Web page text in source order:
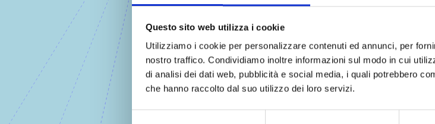
Questo sito web utilizza i cookie
Utilizziamo i cookie per personalizzare contenuti ed annunci, per
nostro traffico. Condividiamo inoltre informazioni sul modo in cui
di analisi dei dati web, pubblicità e social media, i quali potrebbero
che hanno raccolto dal suo utilizzo dei loro servizi.